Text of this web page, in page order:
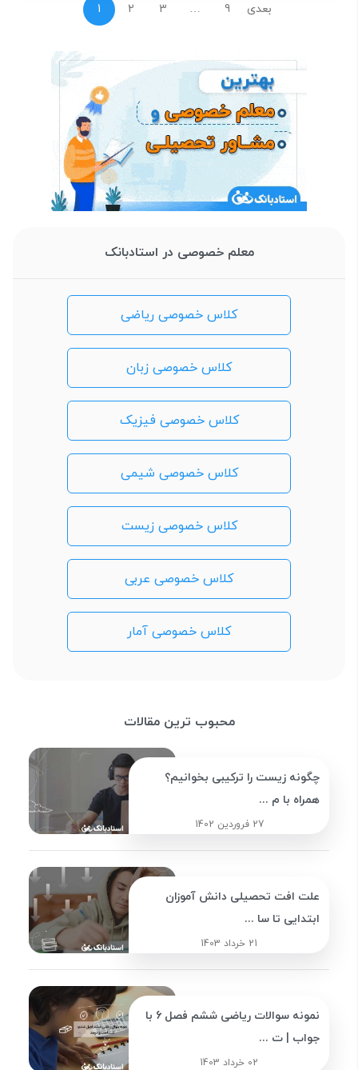
1 2 3 … 9 بعدی
معلم خصوصی در استادبانک
کلاس خصوصی ریاضی
کلاس خصوصی زبان
کلاس خصوصی فیزیک
کلاس خصوصی شیمی
کلاس خصوصی زیست
کلاس خصوصی عربی
کلاس خصوصی آمار
محبوب ترین مقالات
چگونه زیست را ترکیبی بخوانیم؟
همراه با م ...
27 فروردین 1402
علت افت تحصیلی دانش آموزان
ابتدایی تا سا ...
21 خرداد 1403
نمونه سوالات ریاضی ششم فصل 6 با
جواب | ت ...
02 خرداد 1403